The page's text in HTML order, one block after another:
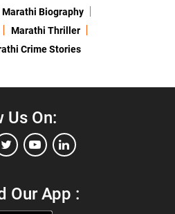
Marathi Biography
Marathi Thriller
Crime Stories
Us On:
Our App :